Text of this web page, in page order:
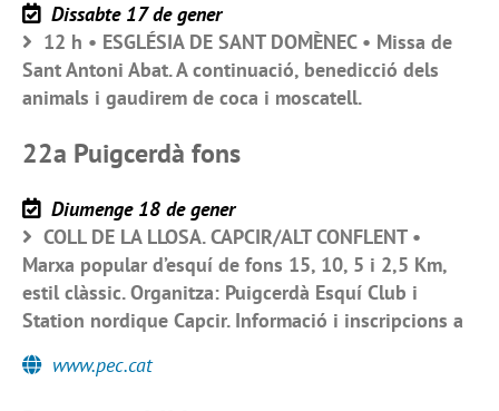
Dissabte 17 de gener
12 h • ESGLÉSIA DE SANT DOMÈNEC • Missa de
Sant Antoni Abat. A continuació, benedicció dels
animals i gaudirem de coca i moscatell.
22a Puigcerdà fons
Diumenge 18 de gener
COLL DE LA LLOSA. CAPCIR/ALT CONFLENT •
Marxa popular d’esquí de fons 15, 10, 5 i 2,5 Km,
estil clàssic. Organitza: Puigcerdà Esquí Club i
Station nordique Capcir. Informació i inscripcions a
www.pec.cat